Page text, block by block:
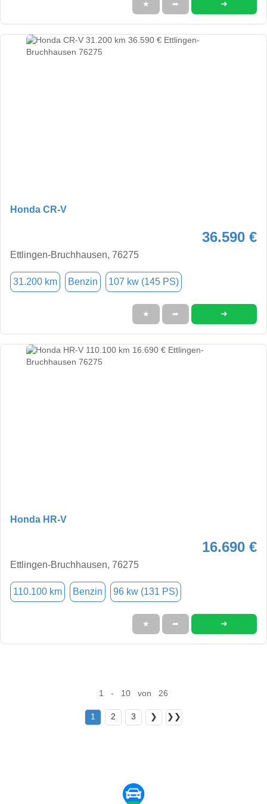
★ ➦ ➜
Honda CR-V
36.590 €
Ettlingen-Bruchhausen, 76275
31.200 km Benzin 107 kw (145 PS)
★ ➦ ➜
Honda HR-V
16.690 €
Ettlingen-Bruchhausen, 76275
110.100 km Benzin 96 kw (131 PS)
★ ➦ ➜
1 - 10 von 26
1 2 3 ❯ ❯❯